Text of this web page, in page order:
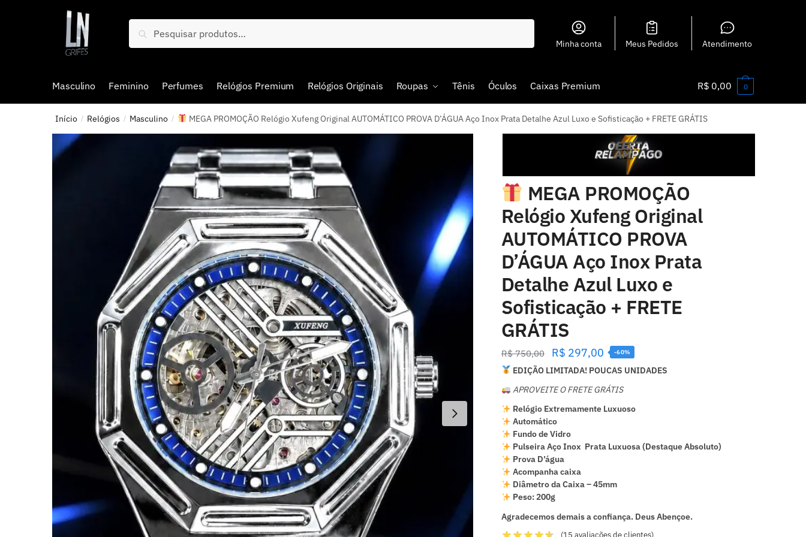
Pesquisar
Minha conta Meus Pedidos Atendimento
Masculino Feminino Perfumes Relógios Premium Relógios Originais Roupas Tênis Óculos Caixas Premium R$ 0,00 0
Início / Relógios / Masculino / MEGA PROMOÇÃO Relógio Xufeng Original AUTOMÁTICO PROVA D’ÁGUA Aço Inox Prata Detalhe Azul Luxo e Sofisticação + FRETE GRÁTIS
MEGA PROMOÇÃO
Relógio Xufeng Original
AUTOMÁTICO PROVA
D’ÁGUA Aço Inox Prata
Detalhe Azul Luxo e
Sofisticação + FRETE
GRÁTIS
R$750,00 R$ 297,00 -60%
EDIÇÃO LIMITADA! POUCAS UNIDADES
APROVEITE O FRETE GRÁTIS
Relógio Extremamente Luxuoso
Automático
Fundo de Vidro
Pulseira Aço Inox Prata Luxuosa (Destaque Absoluto)
Prova D’água
Acompanha caixa
Diâmetro da Caixa – 45mm
Peso: 200g
Agradecemos demais a confiança. Deus Abençoe.
(15 avaliações de clientes)